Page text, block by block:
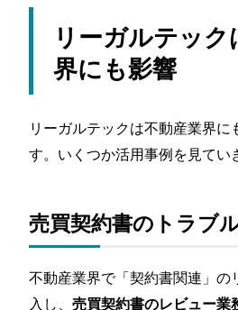
リーガルテッ
界にも影響
リーガルテックは不動産業界に
す。いくつか活用事例を見てい
売買契約書のトラブ
不動産業界で「契約書関連」の
入し、売買契約書のレビュー業